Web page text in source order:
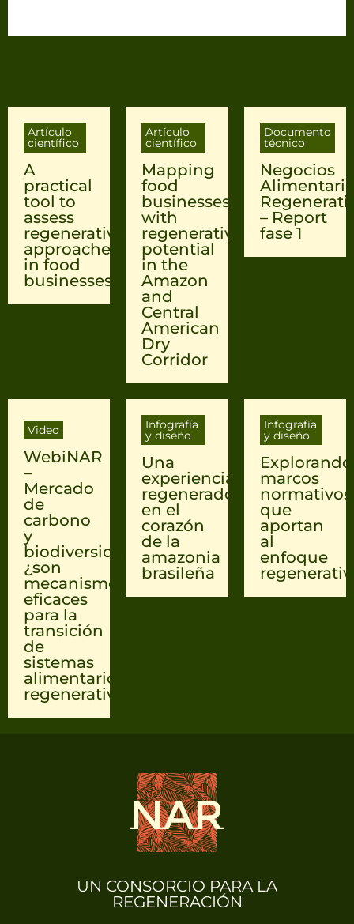
Artículo
científico
A
practical
tool to
assess
regenerative
approaches
in food
businesses
Artículo
científico
Mapping
food
businesses
with
regenerative
potential
in the
Amazon
and
Central
American
Dry
Corridor
Documento
técnico
Negocios
– Report
fase 1
Video
WebiNAR
–
Mercado
de
carbono
y
biodiversidad
¿son
mecanismos
eficaces
para la
transición
de
sistemas
alimentarios
regenerativos?
Infografía
y diseño
Una
experiencia
regeneradora
en el
corazón
de la
amazonia
brasileña
Infografía
y diseño
Explorando
marcos
normativos
que
aportan
al
enfoque
UN CONSORCIO PARA LA
REGENERACIÓN